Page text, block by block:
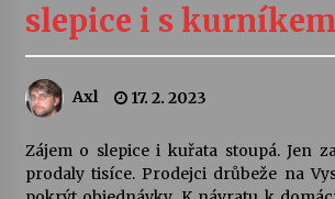
Veselí muzikanti
30. 7. 2026
šedesátka: 28. 7.–1. 8. 2026
28. 7. 2026
slepice i s kurníkem
Axl 17. 2. 2023
Zájem o slepice i kuřata stoupá. Jen
prodaly tisíce. Prodejci drůbeže na